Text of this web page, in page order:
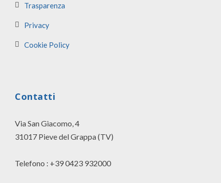
Trasparenza
Privacy
Cookie Policy
Contatti
Via San Giacomo, 4
31017 Pieve del Grappa (TV)
Telefono : +39 0423 932000